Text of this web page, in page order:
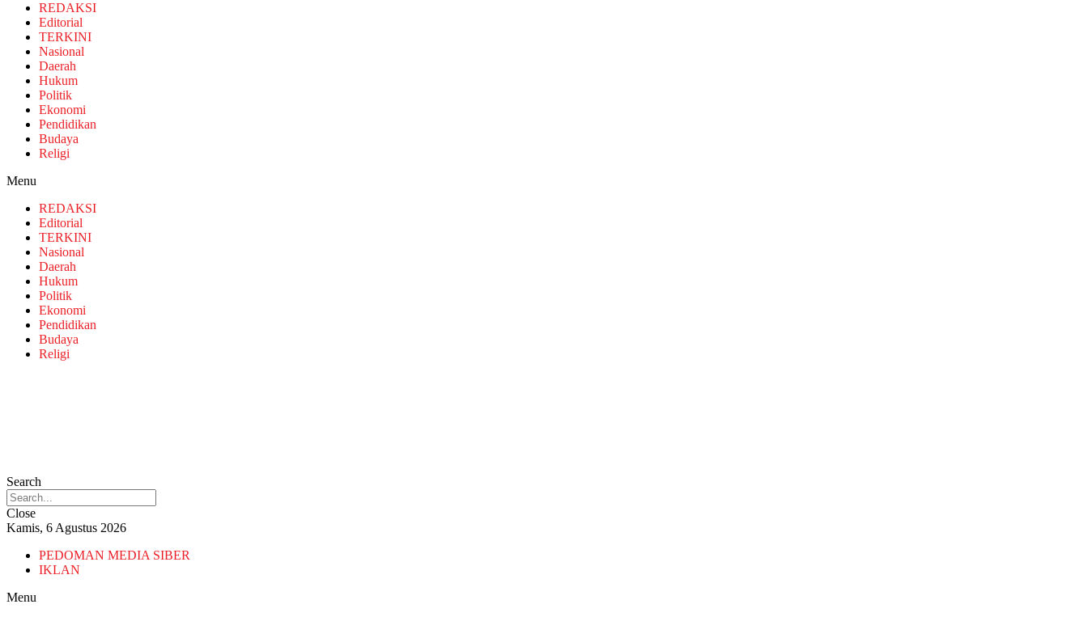
REDAKSI
Editorial
TERKINI
Nasional
Daerah
Hukum
Politik
Ekonomi
Pendidikan
Budaya
Religi
Menu
REDAKSI
Editorial
TERKINI
Nasional
Daerah
Hukum
Politik
Ekonomi
Pendidikan
Budaya
Religi
Search
Close
Kamis, 6 Agustus 2026
PEDOMAN MEDIA SIBER
IKLAN
Menu